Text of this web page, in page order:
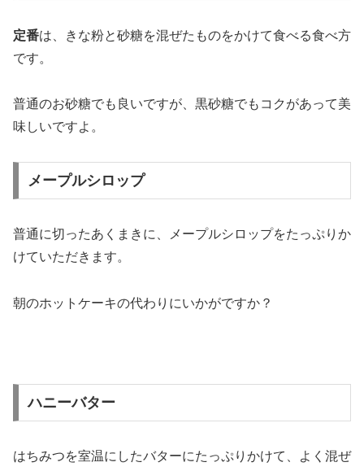
定番は、きな粉と砂糖を混ぜたものをかけて食べる食べ方
です。
普通のお砂糖でも良いですが、黒砂糖でもコクがあって美
味しいですよ。
メープルシロップ
普通に切ったあくまきに、メープルシロップをたっぷりか
けていただきます。
朝のホットケーキの代わりにいかがですか？
ハニーバター
はちみつを室温にしたバターにたっぷりかけて、よく混ぜ